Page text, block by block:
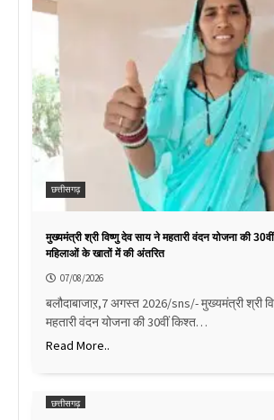
छत्तीसगढ़
मुख्यमंत्री श्री विष्णु देव साय ने महतारी वंदन योजना की
महिलाओं के खातों में की अंतरित
07/08/2026
बलौदाबाजाऱ,7 अगस्त 2026/sns/- मुख्यमंत्री श्री
महतारी वंदन योजना की 30वीं किश्त…
Read More..
छत्तीसगढ़